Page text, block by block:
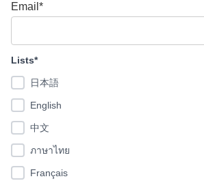
Email*
Lists*
日本語
English
中文
ภาษาไทย
Français